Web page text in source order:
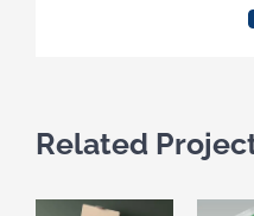
Related